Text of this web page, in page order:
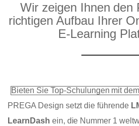
Wir zeigen Ihnen den
richtigen Aufbau Ihrer
E-Learning
Bieten Sie Top-Schulungen mit
PREGA Design setzt die führende
LearnDash ein, die Nummer 1